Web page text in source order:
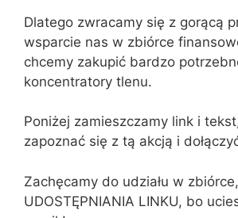
Dlatego zwracamy się z gorącą
wsparcie nas w zbiórce
chcemy zakupić bardzo
koncentratory tlenu.
Poniżej zamieszczamy link i
zapoznać się z tą akcją i
Zachęcamy do udziału w
UDOSTĘPNIANIA LINKU, bo